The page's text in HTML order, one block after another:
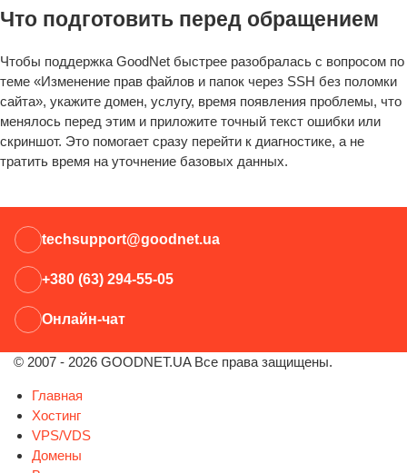
Что подготовить перед обращением
Чтобы поддержка GoodNet быстрее разобралась с вопросом по
теме «Изменение прав файлов и папок через SSH без поломки
сайта», укажите домен, услугу, время появления проблемы, что
менялось перед этим и приложите точный текст ошибки или
скриншот. Это помогает сразу перейти к диагностике, а не
тратить время на уточнение базовых данных.
techsupport@goodnet.ua
+380 (63) 294-55-05
Онлайн-чат
© 2007 - 2026 GOODNET.UA Все права защищены.
Главная
Хостинг
VPS/VDS
Домены